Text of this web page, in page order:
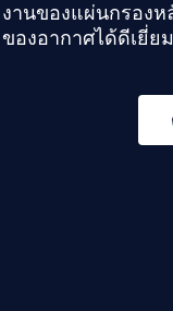
งานของแผ่นกรอง
ของอากาศได้ดีเยี่ยม